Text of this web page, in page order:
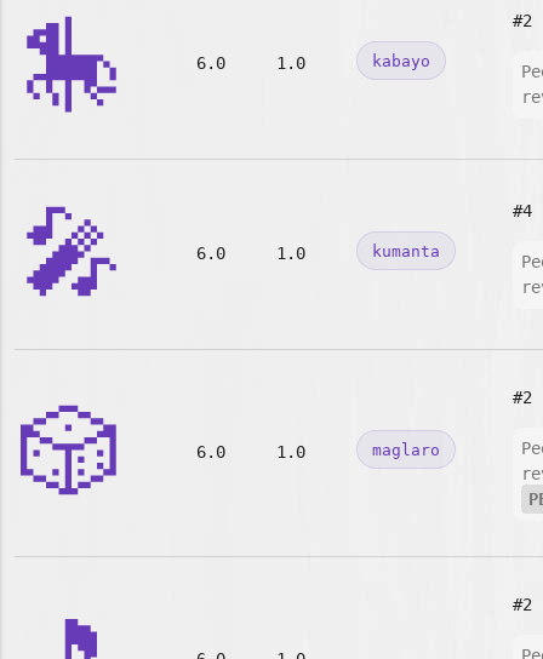
🎠 6.0 1.0 kabayo
#2
🎤 6.0 1.0 kumanta
#4
🎲 6.0 1.0 maglaro
#2
#2